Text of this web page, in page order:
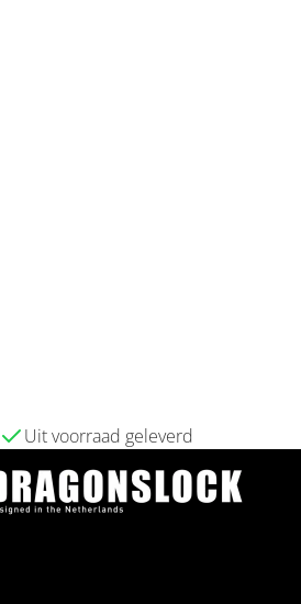
Uit voorraad geleverd